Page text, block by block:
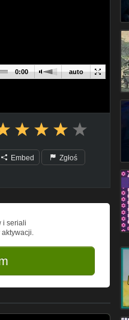
auto
0:00
Embed Zgłoś
i seriali